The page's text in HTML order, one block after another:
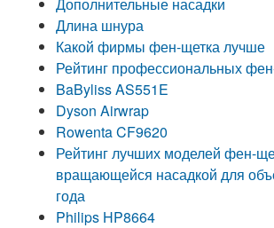
Длина шнура
Какой фирмы фен-щетка лучше
Рейтинг профессиональных
BaByliss AS551E
Dyson Airwrap
Rowenta CF9620
Рейтинг лучших моделей фен-
вращающейся насадкой для
года
Philips HP8664